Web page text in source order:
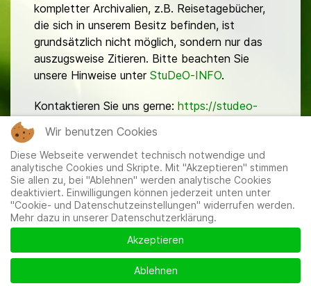
kompletter Archivalien, z.B. Reisetagebücher,
die sich in unserem Besitz befinden, ist
grundsätzlich nicht möglich, sondern nur das
auszugsweise Zitieren. Bitte beachten Sie
unsere Hinweise unter StuDeO-INFO.
Kontaktieren Sie uns gerne: https://studeo-
Mitglieder|Impressum|Datenschutzerklärung|Cookie-
und Datenschutzeinstellungen
Wir benutzen Cookies
Diese Webseite verwendet technisch notwendige und
analytische Cookies und Skripte. Mit "Akzeptieren" stimmen
Sie allen zu, bei "Ablehnen" werden analytische Cookies
deaktiviert. Einwilligungen können jederzeit unten unter
"Cookie- und Datenschutzeinstellungen" widerrufen werden.
Mehr dazu in unserer Datenschutzerklärung.
Akzeptieren
Ablehnen